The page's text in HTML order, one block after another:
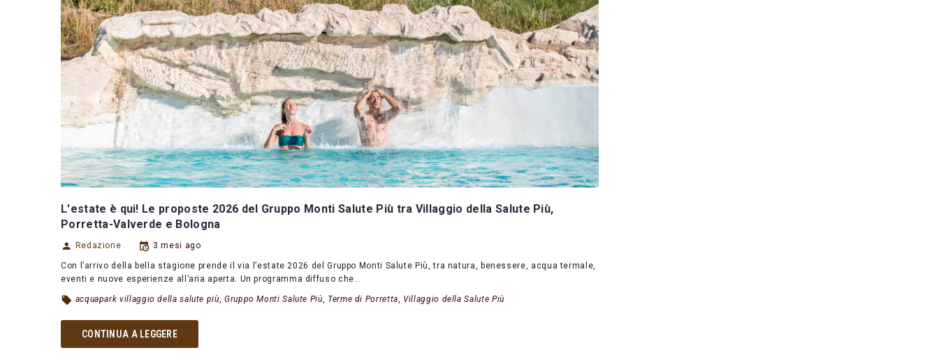
L'estate è qui! Le proposte 2026 del Gruppo Monti Salute Più tra Villaggio della Salute Più,
Porretta-Valverde e Bologna
Redazione 3 mesi ago
Con l’arrivo della bella stagione prende il via l’estate 2026 del Gruppo Monti Salute Più, tra natura, benessere, acqua termale,
eventi e nuove esperienze all’aria aperta. Un programma diffuso che…
acquapark villaggio della salute più, Gruppo Monti Salute Più, Terme di Porretta, Villaggio della Salute Più
CONTINUA A LEGGERE